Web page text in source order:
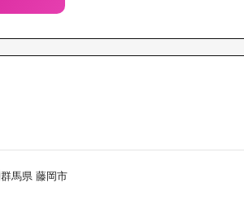
群馬県 藤岡市